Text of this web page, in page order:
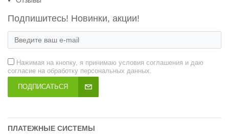
Подпишитесь! Новинки, акции!
Нажимая на кнопку, я принимаю условия соглашения и даю
согласие на обработку персональных данных.
ПОДПИСАТЬСЯ
ПЛАТЕЖНЫЕ СИСТЕМЫ